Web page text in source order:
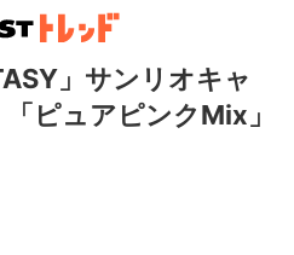
」サンリオキャ
ピュアピンクMix」